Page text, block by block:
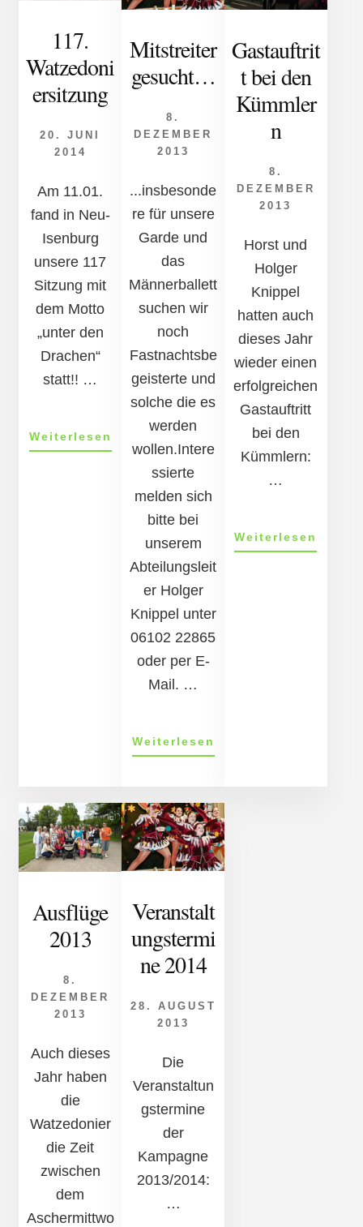
117.
Watzedoni
ersitzung
20. JUNI
2014
Am 11.01.
fand in Neu-
Isenburg
unsere 117
Sitzung mit
dem Motto
„unter den
Drachen“
statt!! …
Weiterlesen
Watzedoniersitzung
Mitstreiter
gesucht…
8.
DEZEMBER
2013
...insbesonde
re für unsere
Garde und
das
Männerballett
suchen wir
noch
Fastnachtsbe
geisterte und
solche die es
werden
wollen.Intere
ssierte
melden sich
bitte bei
unserem
Abteilungsleit
er Holger
Knippel unter
06102 22865
oder per E-
Mail. …
Weiterlesen
gesucht…
Gastauftrit
t bei den
Kümmler
n
8.
DEZEMBER
2013
Horst und
Holger
Knippel
hatten auch
dieses Jahr
wieder einen
erfolgreichen
Gastauftritt
bei den
Kümmlern:
…
Weiterlesen
bei
Ausflüge
2013
8.
DEZEMBER
2013
Auch dieses
Jahr haben
die
Watzedonier
die Zeit
zwischen
dem
Aschermittwo
Veranstalt
ungstermi
ne 2014
28. AUGUST
2013
Die
Veranstaltun
gstermine
der
Kampagne
2013/2014:
…